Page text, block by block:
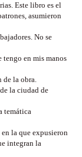
Este libro es el
asumieron
No se
tengo en mis manos
de la obra.
la ciudad de
temática
la que expusieron
integran la